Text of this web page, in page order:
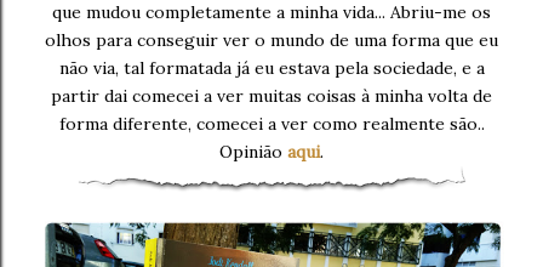
que mudou completamente a minha vida... Abriu-me os
olhos para conseguir ver o mundo de uma forma que eu
não via, tal formatada já eu estava pela sociedade, e a
partir dai comecei a ver muitas coisas à minha volta de
forma diferente, comecei a ver como realmente são..
Opinião aqui.